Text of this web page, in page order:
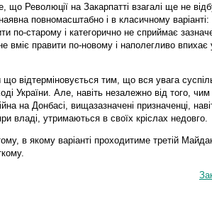
що Революції на Закарпатті взагалі ще не
повномасштабно і в класичному варіанті:
по-старому і категорично не сприймає
вміє правити по-новому і наполегливо впихає
відтерміновується тим, що вся увага
України. Але, навіть незалежно від того,
на Донбасі, вищазазначені призначенці,
владі, утримаються в своїх кріслах недовго.
в якому варіанті проходитиме третій